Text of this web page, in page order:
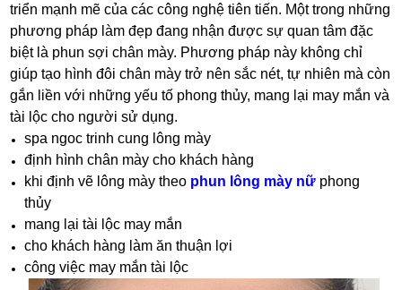
triển mạnh mẽ của các công nghệ tiên tiến. Một trong những
phương pháp làm đẹp đang nhận được sự quan tâm đặc
biệt là phun sợi chân mày. Phương pháp này không chỉ
giúp tạo hình đôi chân mày trở nên sắc nét, tự nhiên mà còn
gắn liền với những yếu tố phong thủy, mang lại may mắn và
tài lộc cho người sử dụng.
spa ngoc trinh cung lông mày
định hình chân mày cho khách hàng
khi định vẽ lông mày theo phun lông mày nữ phong
thủy
mang lại tài lộc may mắn
cho khách hàng làm ăn thuận lợi
công việc may mắn tài lộc